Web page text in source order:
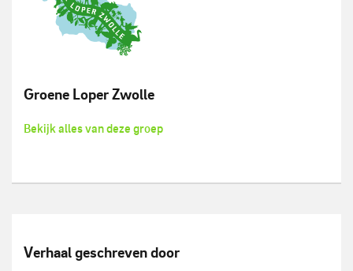
Groene Loper Zwolle
Bekijk alles van deze groep
Verhaal geschreven door